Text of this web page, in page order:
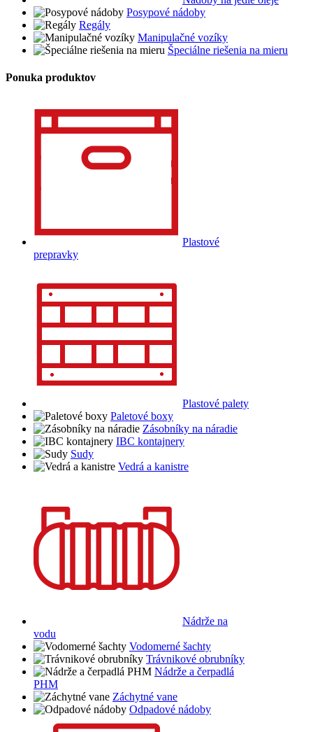
Posypové nádoby
Regály
Manipulačné vozíky
Špeciálne riešenia na mieru
Ponuka produktov
Plastové
prepravky
Plastové palety
Paletové boxy
Zásobníky na náradie
IBC kontajnery
Sudy
Vedrá a kanistre
Nádrže na
vodu
Vodomerné šachty
Trávnikové obrubníky
Nádrže a čerpadlá
PHM
Záchytné vane
Odpadové nádoby